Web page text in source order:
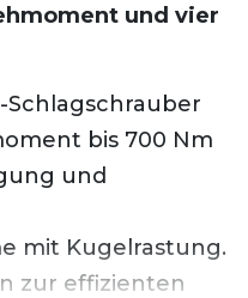
und vier
Schlagschrauber
bis 700 Nm
und
mit Kugelrastung.
zur effizienten